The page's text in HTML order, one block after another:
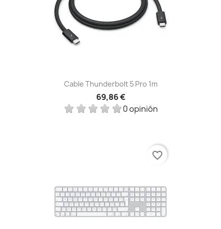
Cable Thunderbolt 5 Pro 1m
69,86 €
0 opinión
favorite_border